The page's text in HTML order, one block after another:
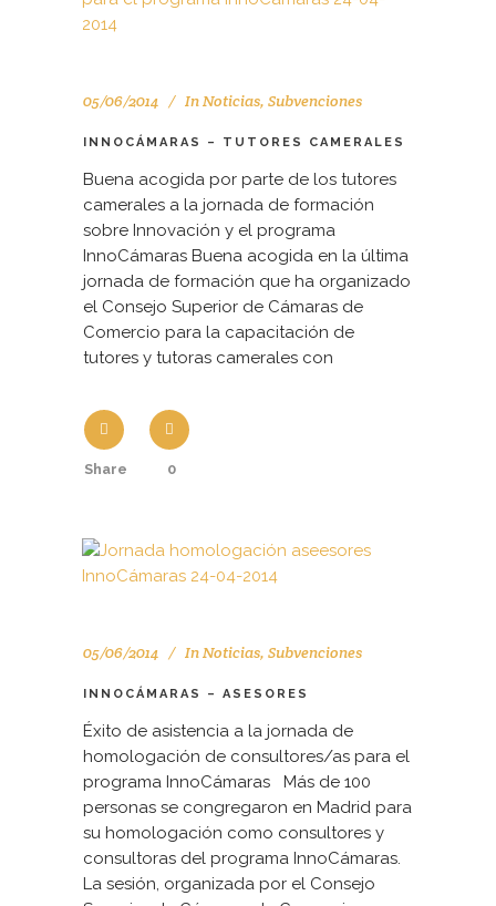
05/06/2014 InNoticias, Subvenciones
INNOCÁMARAS – TUTORES CAMERALES
Buena acogida por parte de los tutores
camerales a la jornada de formación
sobre Innovación y el programa
InnoCámaras Buena acogida en la última
jornada de formación que ha organizado
el Consejo Superior de Cámaras de
Comercio para la capacitación de
tutores y tutoras camerales con
Share 0
05/06/2014 InNoticias, Subvenciones
INNOCÁMARAS – ASESORES
Éxito de asistencia a la jornada de
homologación de consultores/as para el
programa InnoCámaras Más de 100
personas se congregaron en Madrid para
su homologación como consultores y
consultoras del programa InnoCámaras.
La sesión, organizada por el Consejo